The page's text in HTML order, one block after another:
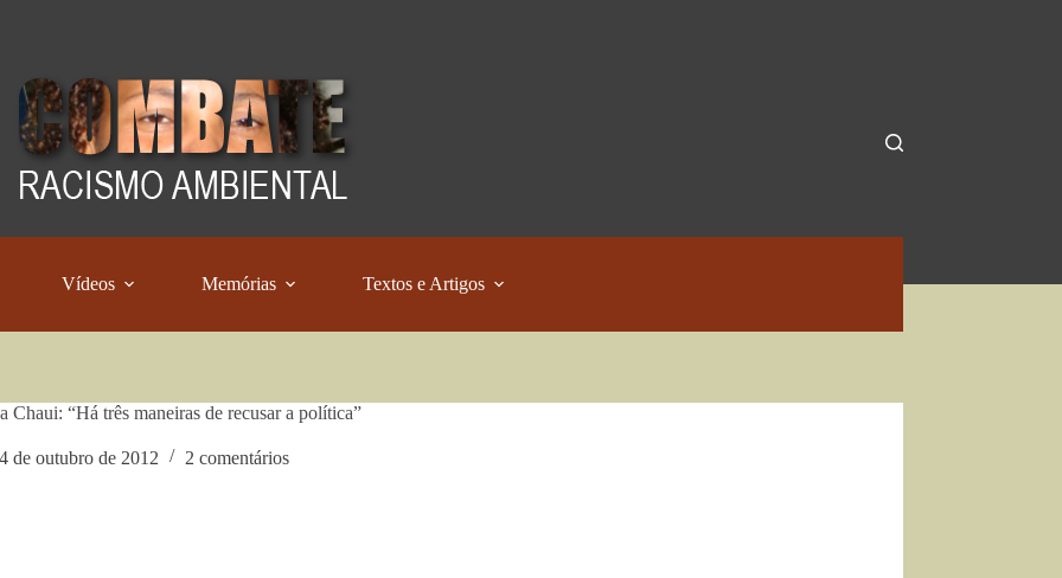
Vídeos Memórias Textos e Artigos
Chaui: “Há três maneiras de recusar a política”
de outubro de 2012 2 comentários